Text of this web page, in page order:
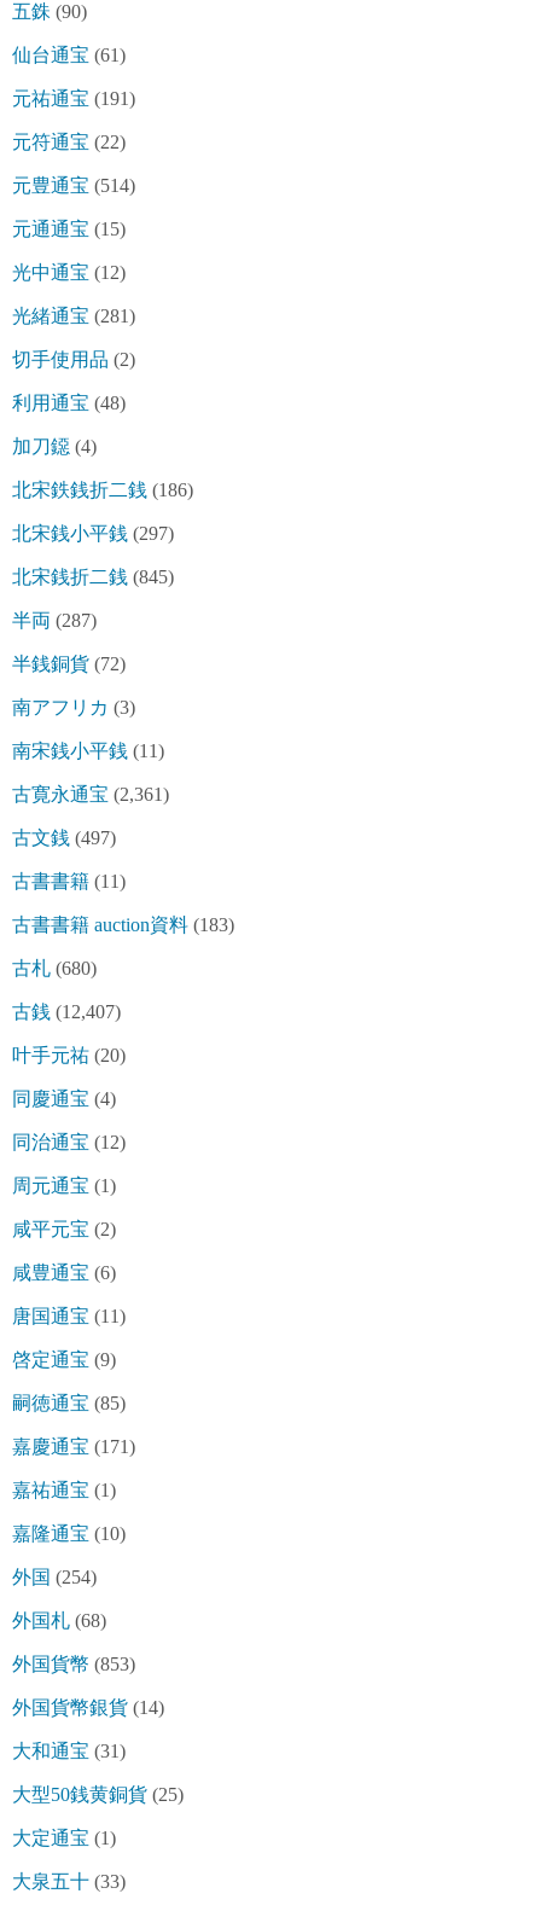
五銖 (90)
仙台通宝 (61)
元祐通宝 (191)
元符通宝 (22)
元豊通宝 (514)
元通通宝 (15)
光中通宝 (12)
光緒通宝 (281)
切手使用品 (2)
利用通宝 (48)
加刀鐚 (4)
北宋鉄銭折二銭 (186)
北宋銭小平銭 (297)
北宋銭折二銭 (845)
半両 (287)
半銭銅貨 (72)
南アフリカ (3)
南宋銭小平銭 (11)
古寛永通宝 (2,361)
古文銭 (497)
古書書籍 (11)
古書書籍 auction資料 (183)
古札 (680)
古銭 (12,407)
叶手元祐 (20)
同慶通宝 (4)
同治通宝 (12)
周元通宝 (1)
咸平元宝 (2)
咸豊通宝 (6)
唐国通宝 (11)
啓定通宝 (9)
嗣徳通宝 (85)
嘉慶通宝 (171)
嘉祐通宝 (1)
嘉隆通宝 (10)
外国 (254)
外国札 (68)
外国貨幣 (853)
外国貨幣銀貨 (14)
大和通宝 (31)
大型50銭黄銅貨 (25)
大定通宝 (1)
大泉五十 (33)